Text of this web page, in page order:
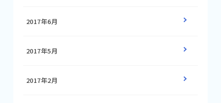
2017年6月
2017年5月
2017年2月